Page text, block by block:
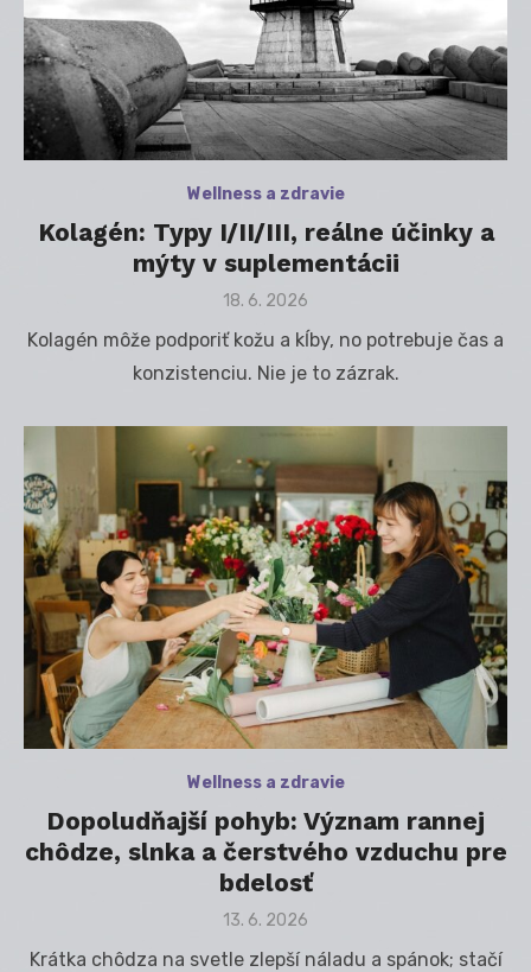
Wellness a zdravie
Kolagén: Typy I/II/III, reálne účinky a
mýty v suplementácii
Posted
18. 6. 2026
Kolagén môže podporiť kožu a kĺby, no potrebuje čas a
konzistenciu. Nie je to zázrak.
Wellness a zdravie
Dopoludňajší pohyb: Význam rannej
chôdze, slnka a čerstvého vzduchu pre
bdelosť
Posted
13. 6. 2026
Krátka chôdza na svetle zlepší náladu a spánok; stačí